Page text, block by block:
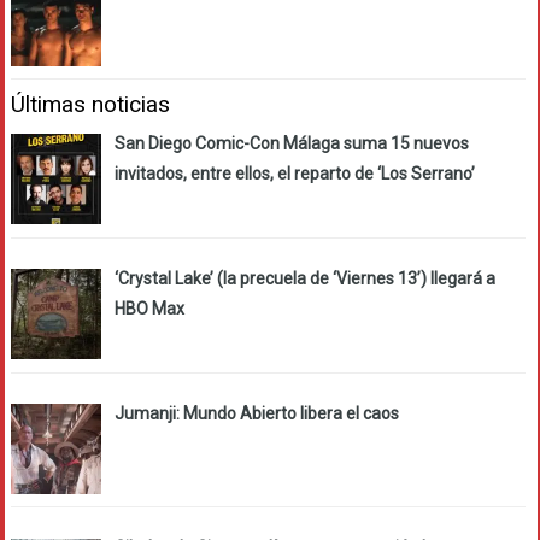
Últimas noticias
San Diego Comic-Con Málaga suma 15 nuevos
invitados, entre ellos, el reparto de ‘Los Serrano’
‘Crystal Lake’ (la precuela de ‘Viernes 13’) llegará a
HBO Max
Jumanji: Mundo Abierto libera el caos